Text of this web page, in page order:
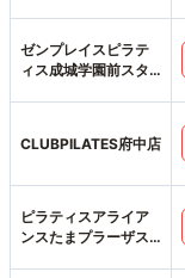
ゼンプレイスピラテ
ィス成城学園前スタ
CLUBPILATES府中店
ピラティスアライア
ンスたまプラーザス